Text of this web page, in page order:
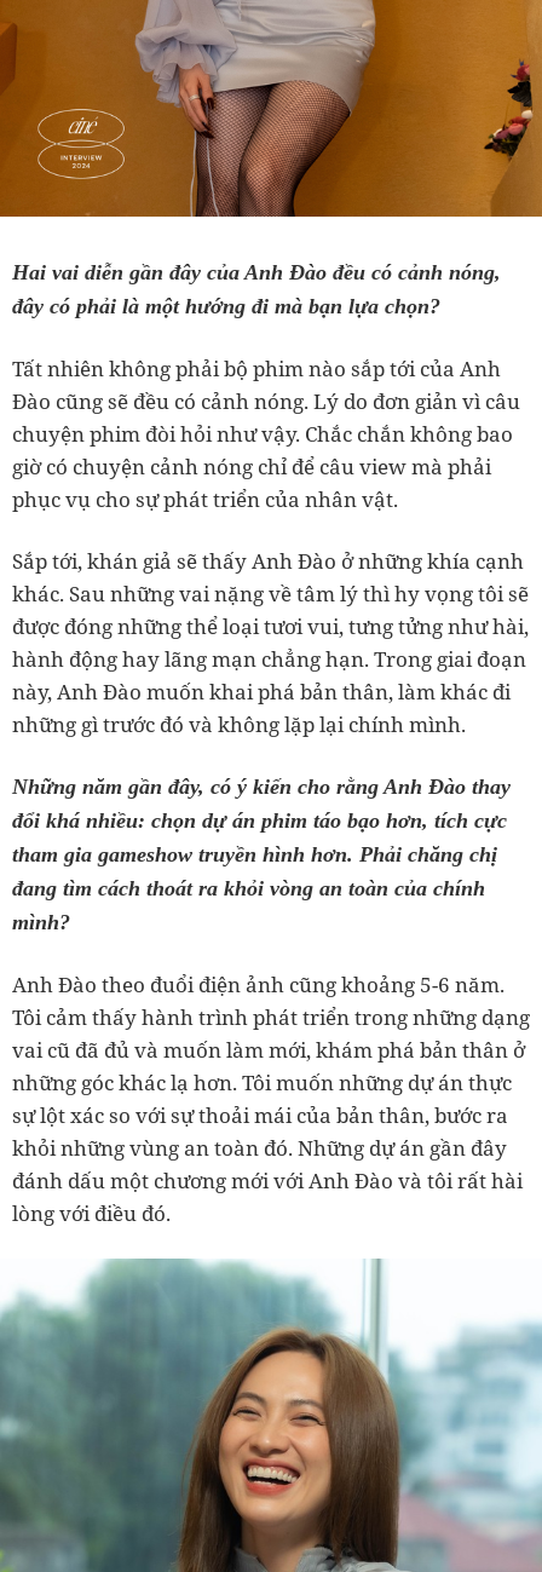
Hai vai diễn gần đây của Anh Đào đều có cảnh nóng,
đây có phải là một hướng đi mà bạn lựa chọn?
Tất nhiên không phải bộ phim nào sắp tới của Anh
Đào cũng sẽ đều có cảnh nóng. Lý do đơn giản vì câu
chuyện phim đòi hỏi như vậy. Chắc chắn không bao
giờ có chuyện cảnh nóng chỉ để câu view mà phải
phục vụ cho sự phát triển của nhân vật.
Sắp tới, khán giả sẽ thấy Anh Đào ở những khía cạnh
khác. Sau những vai nặng về tâm lý thì hy vọng tôi sẽ
được đóng những thể loại tươi vui, tưng tửng như hài,
hành động hay lãng mạn chẳng hạn. Trong giai đoạn
này, Anh Đào muốn khai phá bản thân, làm khác đi
những gì trước đó và không lặp lại chính mình.
Những năm gần đây, có ý kiến cho rằng Anh Đào thay
đổi khá nhiều: chọn dự án phim táo bạo hơn, tích cực
tham gia gameshow truyền hình hơn. Phải chăng chị
đang tìm cách thoát ra khỏi vòng an toàn của chính
mình?
Anh Đào theo đuổi điện ảnh cũng khoảng 5-6 năm.
Tôi cảm thấy hành trình phát triển trong những dạng
vai cũ đã đủ và muốn làm mới, khám phá bản thân ở
những góc khác lạ hơn. Tôi muốn những dự án thực
sự lột xác so với sự thoải mái của bản thân, bước ra
khỏi những vùng an toàn đó. Những dự án gần đây
đánh dấu một chương mới với Anh Đào và tôi rất hài
lòng với điều đó.